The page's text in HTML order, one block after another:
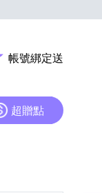
帳號綁定送
超贈點